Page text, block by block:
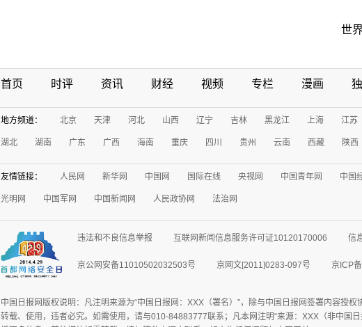
世
首页 时评 资讯 财经 视频 专栏 漫画
地方频道： 北京 天津 河北 山西 辽宁 吉林 黑龙江 上海 江苏
湖北 湖南 广东 广西 海南 重庆 四川 贵州 云南 西藏 陕西
友情链接： 人民网 新华网 中国网 国际在线 央视网 中国青年网 中国
光明网 中国军网 中国新闻网 人民政协网 法治网
违法和不良信息举报 互联网新闻信息服务许可证10120170006 信
京公网安备11010502032503号 京网文[2011]0283-097号 京ICP
中国日报网版权说明：凡注明来源为“中国日报网：XXX（署名）”，除与中国日报网签署内容授
转载、使用，违者必究。如需使用，请与010-84883777联系；凡本网注明“来源：XXX（非中国